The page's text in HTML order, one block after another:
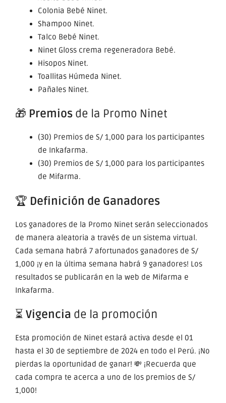
Colonia Bebé Ninet.
Shampoo Ninet.
Talco Bebé Ninet.
Ninet Gloss crema regeneradora Bebé.
Hisopos Ninet.
Toallitas Húmeda Ninet.
Pañales Ninet.
🎁 Premios de la Promo Ninet
(30) Premios de S/ 1,000 para los participantes
de Inkafarma.
(30) Premios de S/ 1,000 para los participantes
de Mifarma.
🏆 Definición de Ganadores
Los ganadores de la Promo Ninet serán seleccionados
de manera aleatoria a través de un sistema virtual.
Cada semana habrá 7 afortunados ganadores de S/
1,000 ¡y en la última semana habrá 9 ganadores! Los
resultados se publicarán en la web de Mifarma e
Inkafarma.
⏳ Vigencia de la promoción
Esta promoción de Ninet estará activa desde el 01
hasta el 30 de septiembre de 2024 en todo el Perú. ¡No
pierdas la oportunidad de ganar! 💸 ¡Recuerda que
cada compra te acerca a uno de los premios de S/
1,000!